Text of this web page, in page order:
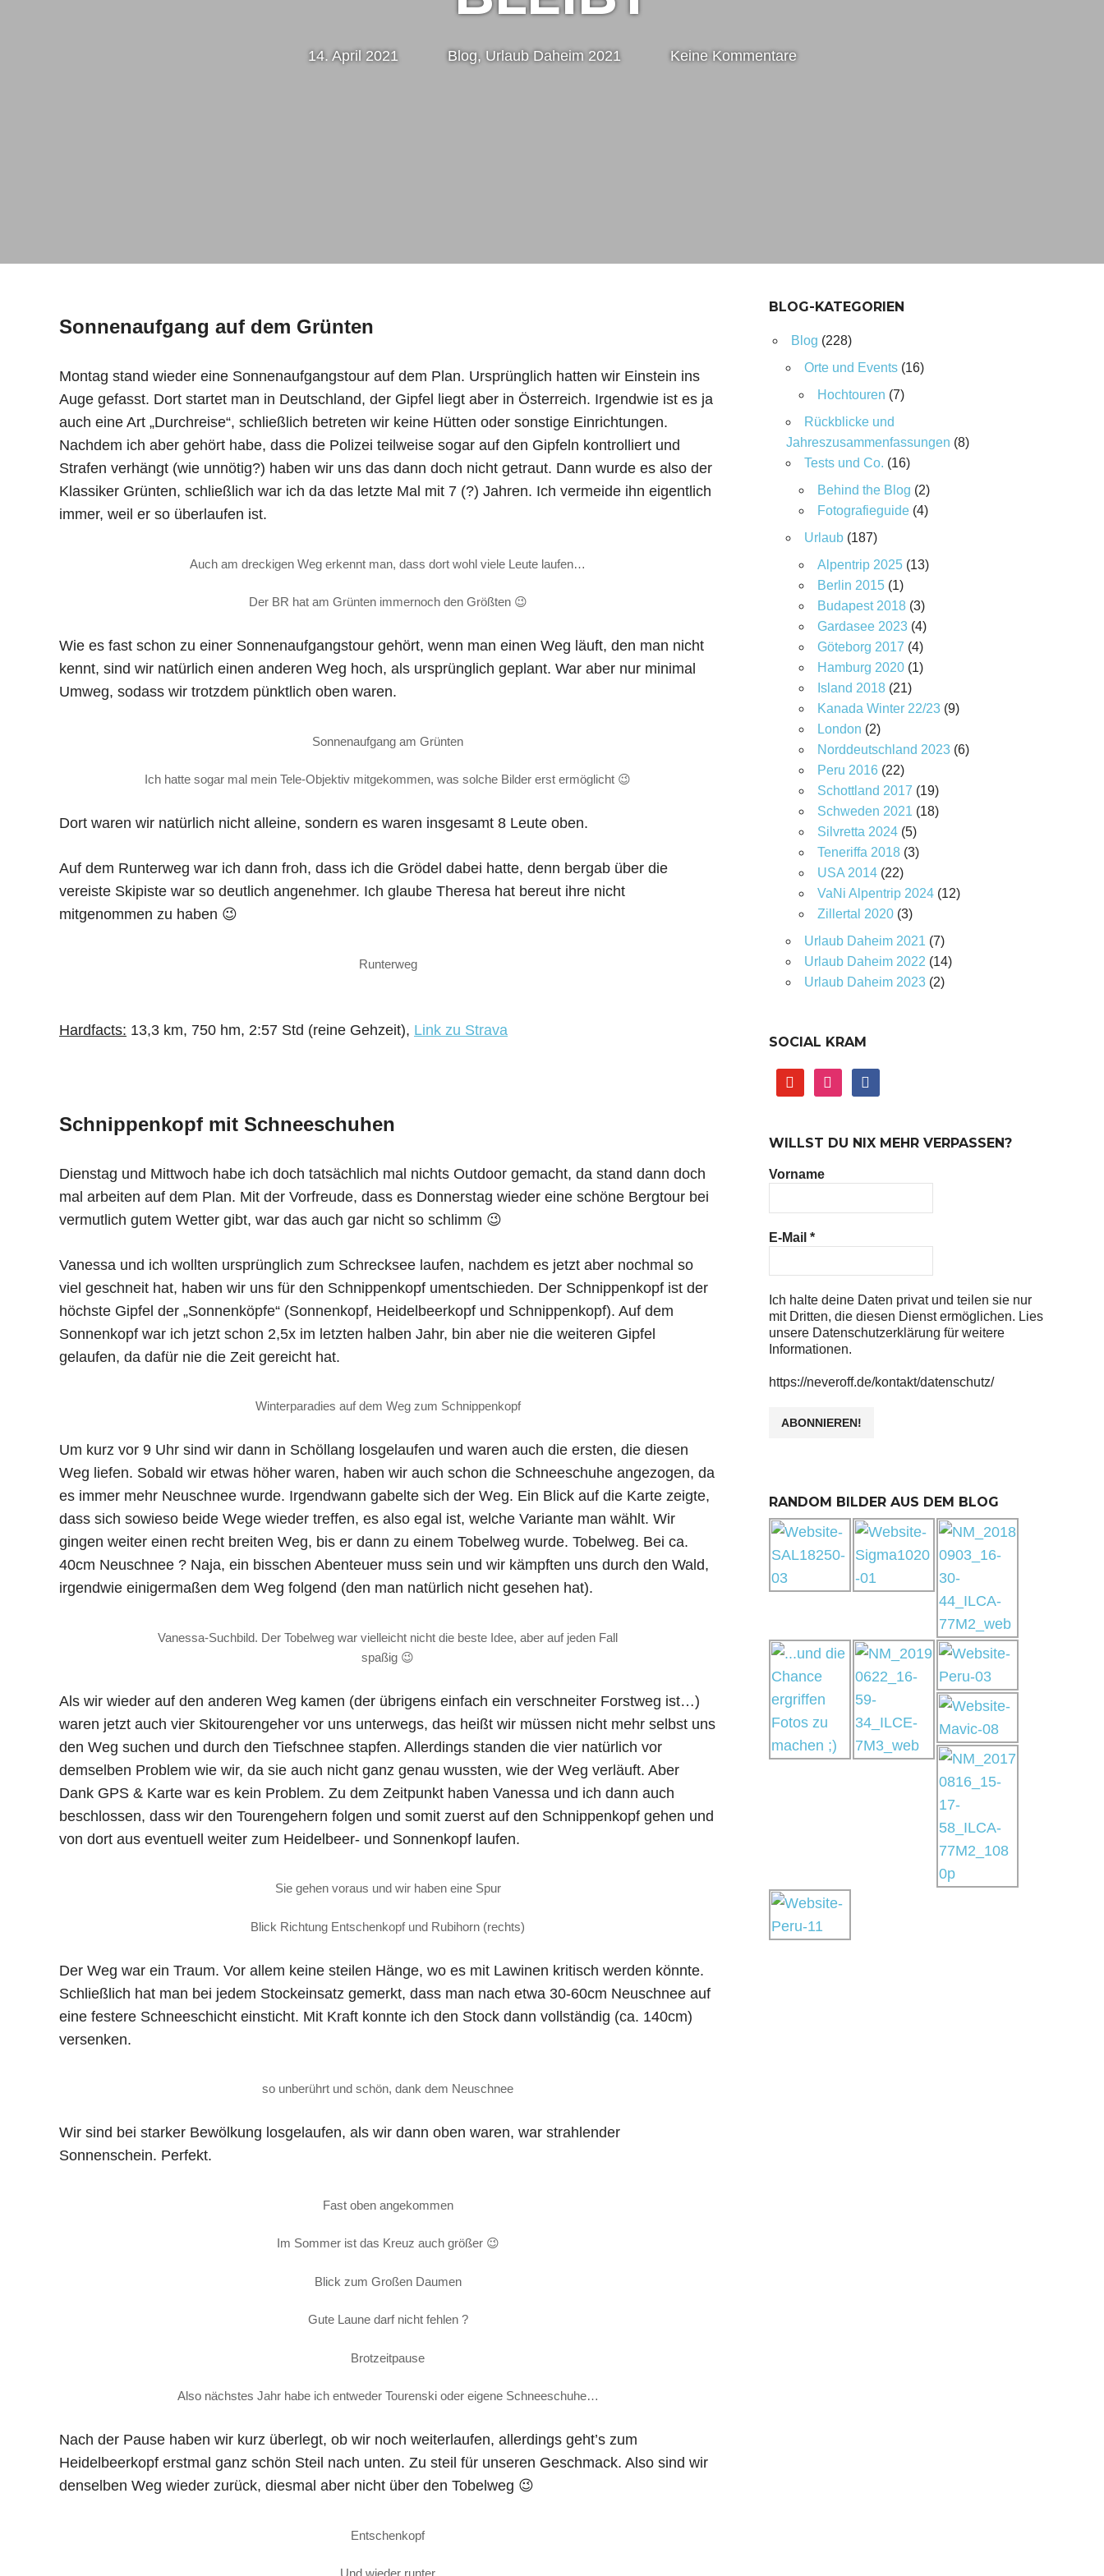
14. April 2021 Nico
Blog, Urlaub Daheim 2021 Keine Kommentare
Sonnenaufgang auf dem Grünten
Montag stand wieder eine Sonnenaufgangstour auf dem Plan. Ursprünglich hatten wir Einstein ins
Auge gefasst. Dort startet man in Deutschland, der Gipfel liegt aber in Österreich. Irgendwie ist es ja
auch eine Art „Durchreise“, schließlich betreten wir keine Hütten oder sonstige Einrichtungen.
Nachdem ich aber gehört habe, dass die Polizei teilweise sogar auf den Gipfeln kontrolliert und
Strafen verhängt (wie unnötig?) haben wir uns das dann doch nicht getraut. Dann wurde es also der
Klassiker Grünten, schließlich war ich da das letzte Mal mit 7 (?) Jahren. Ich vermeide ihn eigentlich
immer, weil er so überlaufen ist.
Auch am dreckigen Weg erkennt man, dass dort wohl viele Leute laufen…
Der BR hat am Grünten immernoch den Größten 😉
Wie es fast schon zu einer Sonnenaufgangstour gehört, wenn man einen Weg läuft, den man nicht
kennt, sind wir natürlich einen anderen Weg hoch, als ursprünglich geplant. War aber nur minimal
Umweg, sodass wir trotzdem pünktlich oben waren.
Sonnenaufgang am Grünten
Ich hatte sogar mal mein Tele-Objektiv mitgekommen, was solche Bilder erst ermöglicht 😉
Dort waren wir natürlich nicht alleine, sondern es waren insgesamt 8 Leute oben.
Auf dem Runterweg war ich dann froh, dass ich die Grödel dabei hatte, denn bergab über die
vereiste Skipiste war so deutlich angenehmer. Ich glaube Theresa hat bereut ihre nicht
mitgenommen zu haben 😉
Runterweg
Hardfacts: 13,3 km, 750 hm, 2:57 Std (reine Gehzeit), Link zu Strava
Schnippenkopf mit Schneeschuhen
Dienstag und Mittwoch habe ich doch tatsächlich mal nichts Outdoor gemacht, da stand dann doch
mal arbeiten auf dem Plan. Mit der Vorfreude, dass es Donnerstag wieder eine schöne Bergtour bei
vermutlich gutem Wetter gibt, war das auch gar nicht so schlimm 😉
Vanessa und ich wollten ursprünglich zum Schrecksee laufen, nachdem es jetzt aber nochmal so
viel geschneit hat, haben wir uns für den Schnippenkopf umentschieden. Der Schnippenkopf ist der
höchste Gipfel der „Sonnenköpfe“ (Sonnenkopf, Heidelbeerkopf und Schnippenkopf). Auf dem
Sonnenkopf war ich jetzt schon 2,5x im letzten halben Jahr, bin aber nie die weiteren Gipfel
gelaufen, da dafür nie die Zeit gereicht hat.
Winterparadies auf dem Weg zum Schnippenkopf
Um kurz vor 9 Uhr sind wir dann in Schöllang losgelaufen und waren auch die ersten, die diesen
Weg liefen. Sobald wir etwas höher waren, haben wir auch schon die Schneeschuhe angezogen, da
es immer mehr Neuschnee wurde. Irgendwann gabelte sich der Weg. Ein Blick auf die Karte zeigte,
dass sich sowieso beide Wege wieder treffen, es also egal ist, welche Variante man wählt. Wir
gingen weiter einen recht breiten Weg, bis er dann zu einem Tobelweg wurde. Tobelweg. Bei ca.
40cm Neuschnee ? Naja, ein bisschen Abenteuer muss sein und wir kämpften uns durch den Wald,
irgendwie einigermaßen dem Weg folgend (den man natürlich nicht gesehen hat).
Vanessa-Suchbild. Der Tobelweg war vielleicht nicht die beste Idee, aber auf jeden Fall
spaßig 😉
Als wir wieder auf den anderen Weg kamen (der übrigens einfach ein verschneiter Forstweg ist…)
waren jetzt auch vier Skitourengeher vor uns unterwegs, das heißt wir müssen nicht mehr selbst uns
den Weg suchen und durch den Tiefschnee stapfen. Allerdings standen die vier natürlich vor
demselben Problem wie wir, da sie auch nicht ganz genau wussten, wie der Weg verläuft. Aber
Dank GPS & Karte war es kein Problem. Zu dem Zeitpunkt haben Vanessa und ich dann auch
beschlossen, dass wir den Tourengehern folgen und somit zuerst auf den Schnippenkopf gehen und
von dort aus eventuell weiter zum Heidelbeer- und Sonnenkopf laufen.
Sie gehen voraus und wir haben eine Spur
Blick Richtung Entschenkopf und Rubihorn (rechts)
Der Weg war ein Traum. Vor allem keine steilen Hänge, wo es mit Lawinen kritisch werden könnte.
Schließlich hat man bei jedem Stockeinsatz gemerkt, dass man nach etwa 30-60cm Neuschnee auf
eine festere Schneeschicht einsticht. Mit Kraft konnte ich den Stock dann vollständig (ca. 140cm)
versenken.
so unberührt und schön, dank dem Neuschnee
Wir sind bei starker Bewölkung losgelaufen, als wir dann oben waren, war strahlender
Sonnenschein. Perfekt.
Fast oben angekommen
Im Sommer ist das Kreuz auch größer 😉
Blick zum Großen Daumen
Gute Laune darf nicht fehlen ?
Brotzeitpause
Also nächstes Jahr habe ich entweder Tourenski oder eigene Schneeschuhe…
Nach der Pause haben wir kurz überlegt, ob wir noch weiterlaufen, allerdings geht’s zum
Heidelbeerkopf erstmal ganz schön Steil nach unten. Zu steil für unseren Geschmack. Also sind wir
denselben Weg wieder zurück, diesmal aber nicht über den Tobelweg 😉
Entschenkopf
Und wieder runter
BLOG-KATEGORIEN
Blog (228)
Orte und Events(16)
Hochtouren (7)
Rückblicke und
Jahreszusammenfassungen (8)
Tests und Co. (16)
Behind the Blog (2)
Fotografieguide(4)
Urlaub(187)
Alpentrip 2025(13)
Berlin 2015(1)
Budapest 2018(3)
Gardasee 2023(4)
Göteborg 2017 (4)
Hamburg 2020(1)
Island 2018(21)
Kanada Winter 22/23(9)
London (2)
Norddeutschland 2023(6)
Peru 2016(22)
Schottland 2017 (19)
Schweden 2021 (18)
Silvretta 2024(5)
Teneriffa 2018(3)
USA 2014(22)
VaNi Alpentrip 2024(12)
Zillertal 2020(3)
Urlaub Daheim 2021 (7)
Urlaub Daheim 2022 (14)
Urlaub Daheim 2023(2)
SOCIAL KRAM
youtube instagramfacebook
WILLST DU NIX MEHR VERPASSEN?
Vorname
E-Mail *
Ich halte deine Daten privat und teilen sie nur
mit Dritten, die diesen Dienst ermöglichen. Lies
unsere Datenschutzerklärung für weitere
Informationen.
https://neveroff.de/kontakt/datenschutz/
RANDOM BILDER AUS DEM BLOG